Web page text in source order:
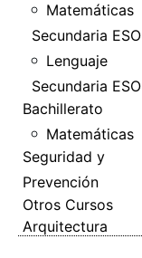
Matemáticas
Secundaria ESO
Lenguaje
Secundaria ESO
Bachillerato
Matemáticas
Seguridad y
Prevención
Otros Cursos
Arquitectura